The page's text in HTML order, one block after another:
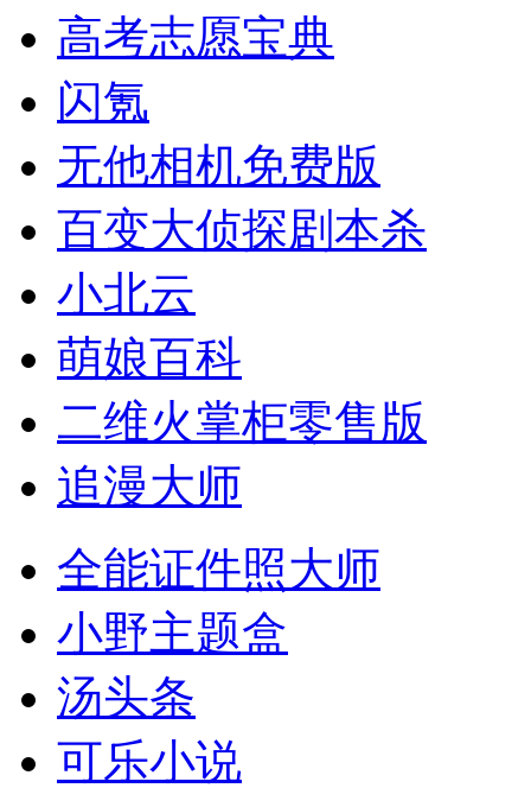
高考志愿宝典
闪氪
无他相机免费版
百变大侦探剧本杀
小北云
萌娘百科
二维火掌柜零售版
追漫大师
全能证件照大师
小野主题盒
汤头条
可乐小说